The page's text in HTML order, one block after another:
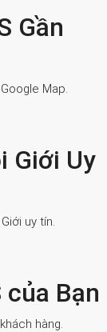
Gần
Map.
Giới Uy
uy tín.
của Bạn
hàng.